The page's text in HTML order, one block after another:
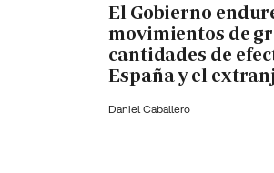
El Gobierno
movimientos de
cantidades de
España y el
Daniel Caballero